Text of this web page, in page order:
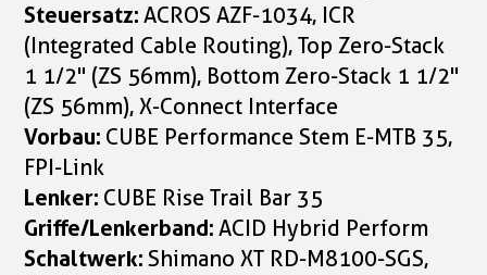
Steuersatz:ACROS AZF-1034, ICR
(Integrated Cable Routing), Top Zero-Stack
1 1/2" (ZS 56mm), Bottom Zero-Stack 1 1/2"
(ZS 56mm), X-Connect Interface
Vorbau: CUBE Performance Stem E-MTB 35,
FPI-Link
Lenker: CUBE Rise Trail Bar 35
Griffe/Lenkerband:ACID Hybrid Perform
Schaltwerk:Shimano XT RD-M8100-SGS,